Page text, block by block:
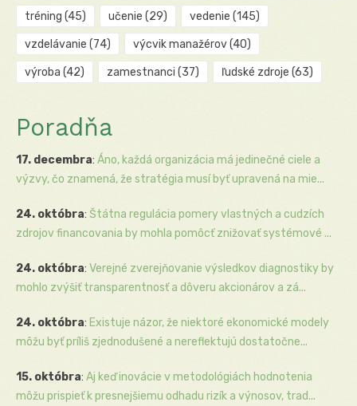
tréning (45) učenie (29) vedenie (145)
vzdelávanie (74) výcvik manažérov(40)
výroba (42) zamestnanci (37) ľudské zdroje (63)
Poradňa
17. decembra: Áno, každá organizácia má jedinečné ciele a
výzvy, čo znamená, že stratégia musí byť upravená na mie...
24. októbra: Štátna regulácia pomery vlastných a cudzích
zdrojov financovania by mohla pomôcť znižovať systémové ...
24. októbra: Verejné zverejňovanie výsledkov diagnostiky by
mohlo zvýšiť transparentnosť a dôveru akcionárov a zá...
24. októbra: Existuje názor, že niektoré ekonomické modely
môžu byť príliš zjednodušené a nereflektujú dostatočne...
15. októbra: Aj keď inovácie v metodológiách hodnotenia
môžu prispieť k presnejšiemu odhadu rizík a výnosov, trad...